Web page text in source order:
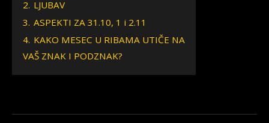
2. LJUBAV
3. ASPEKTI ZA 31.10, 1 i 2.11
4. KAKO MESEC U RIBAMA UTIČE NA
VAŠ ZNAK I PODZNAK?